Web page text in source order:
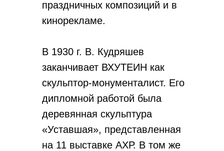
праздничных композиций и в
кинорекламе.
В 1930 г. В. Кудряшев
заканчивает ВХУТЕИН как
скульптор-монументалист. Его
дипломной работой была
деревянная скульптура
«Уставшая», представленная
на 11 выставке АХР. В том же